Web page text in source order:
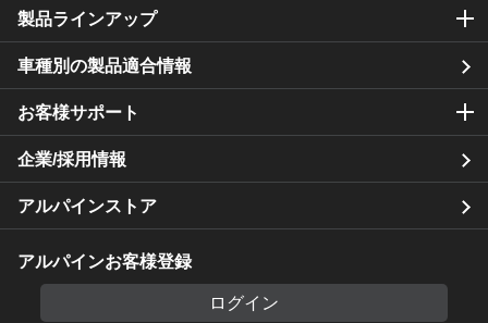
製品ラインアップ
車種別の製品適合情報
お客様サポート
企業/採用情報
アルパインストア
アルパインお客様登録
ログイン